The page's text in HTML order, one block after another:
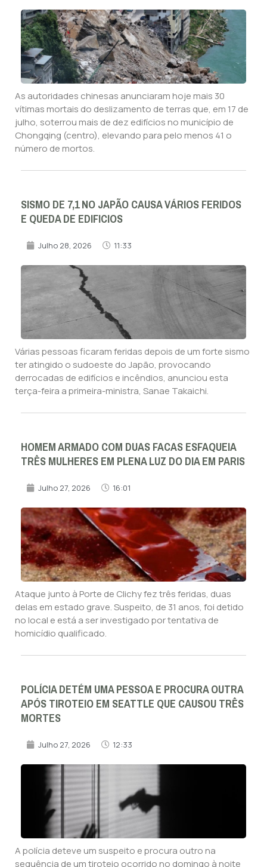
As autoridades chinesas anunciaram hoje mais 30
vítimas mortais do deslizamento de terras que, em 17 de
julho, soterrou mais de dez edifícios no município de
Chongqing (centro), elevando para pelo menos 41 o
número de mortos.
SISMO DE 7,1 NO JAPÃO CAUSA VÁRIOS FERIDOS
E QUEDA DE EDIFICIOS
Julho 28, 2026 11:33
Várias pessoas ficaram feridas depois de um forte sismo
ter atingido o sudoeste do Japão, provocando
derrocadas de edifícios e incêndios, anunciou esta
terça-feira a primeira-ministra, Sanae Takaichi.
HOMEM ARMADO COM DUAS FACAS ESFAQUEIA
TRÊS MULHERES EM PLENA LUZ DO DIA EM PARIS
Julho 27, 2026 16:01
Ataque junto à Porte de Clichy fez três feridas, duas
delas em estado grave. Suspeito, de 31 anos, foi detido
no local e está a ser investigado por tentativa de
homicídio qualificado.
POLÍCIA DETÉM UMA PESSOA E PROCURA OUTRA
APÓS TIROTEIO EM SEATTLE QUE CAUSOU TRÊS
MORTES
Julho 27, 2026 12:33
A polícia deteve um suspeito e procura outro na
sequência de um tiroteio ocorrido no domingo à noite